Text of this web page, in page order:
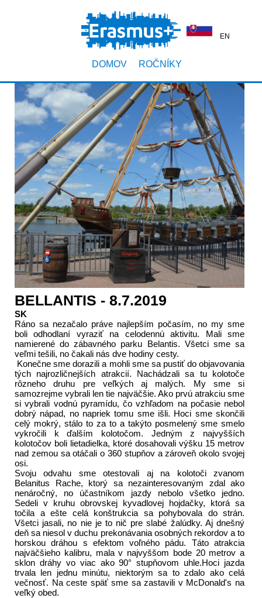
DOMOV ROČNÍKY
EN
BELLANTIS - 8.7.2019
SK
Ráno sa nezačalo práve najlepším počasím, no my sme
boli odhodlaní vyraziť na celodennú aktivitu. Mali sme
namierené do zábavného parku Belantis. Všetci sme sa
veľmi tešili, no čakali nás dve hodiny cesty.
Konečne sme dorazili a mohli sme sa pustiť do objavovania
tých najrozličnejších atrakcií. Nachádzali sa tu kolotoče
rôzneho druhu pre veľkých aj malých. My sme si
samozrejme vybrali len tie najväčšie. Ako prvú atrakciu sme
si vybrali vodnú pyramídu, čo vzhľadom na počasie nebol
dobrý nápad, no napriek tomu sme išli. Hoci sme skončili
celý mokrý, stálo to za to a takýto posmelený sme smelo
vykročili k ďalším kolotočom. Jedným z najvyšších
kolotočov boli lietadielka, ktoré dosahovali výšku 15 metrov
nad zemou sa otáčali o 360 stupňov a zároveň okolo svojej
osi.
Svoju odvahu sme otestovali aj na kolotoči zvanom
Belanitus Rache, ktorý sa nezainteresovaným zdal ako
nenáročný, no účastníkom jazdy nebolo všetko jedno.
Sedeli v kruhu obrovskej kyvadlovej hojdačky, ktorá sa
točila a ešte celá konštrukcia sa pohybovala do strán.
Všetci jasali, no nie je to nič pre slabé žalúdky. Aj dnešný
deň sa niesol v duchu prekonávania osobných rekordov a to
horskou dráhou s efektom voľného pádu. Táto atrakcia
najväčšieho kalibru, mala v najvyššom bode 20 metrov a
sklon dráhy vo viac ako 90° stupňovom uhle.Hoci jazda
trvala len jednu minútu, niektorým sa to zdalo ako celá
večnosť. Na ceste späť sme sa zastavili v McDonald's na
veľký obed.